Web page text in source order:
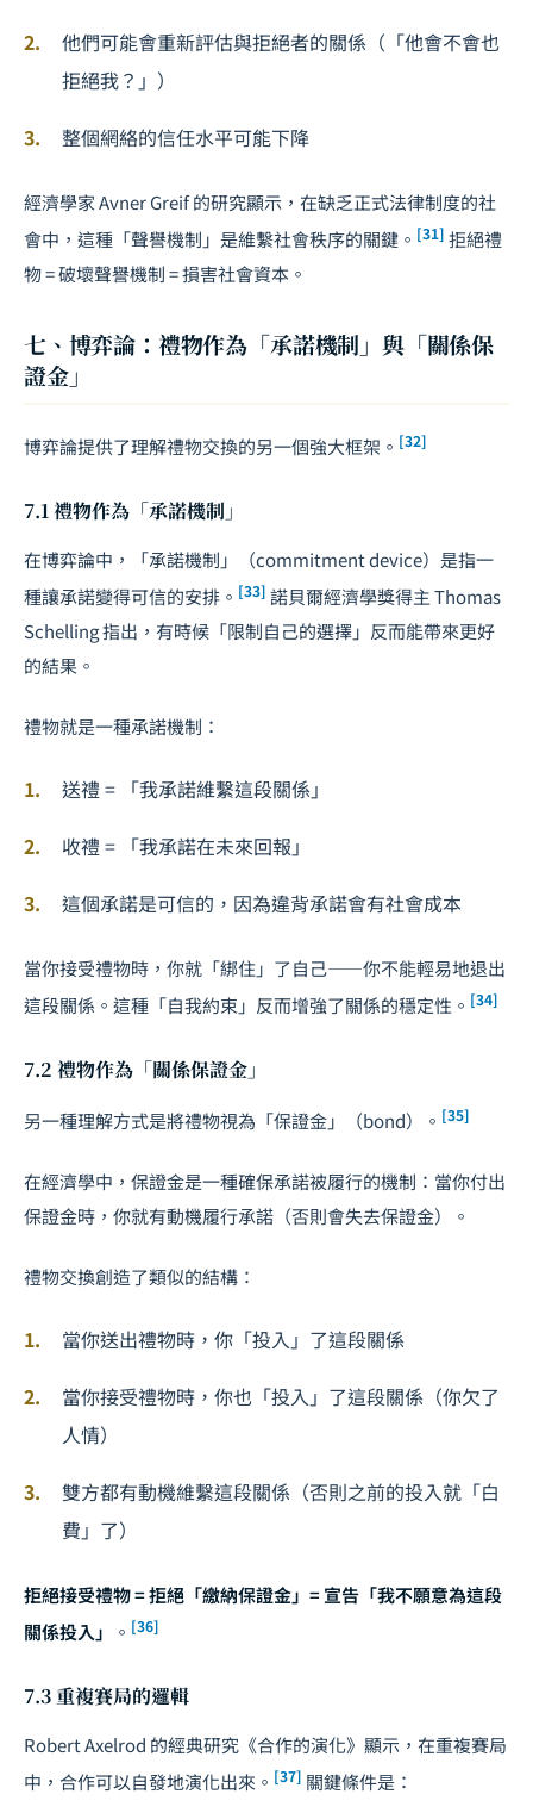
他們可能會重新評估與拒絕者的關係（「他會不會也
拒絕我？」）
整個網絡的信任水平可能下降
經濟學家 Avner Greif 的研究顯示，在缺乏正式法律制度的社
會中，這種「聲譽機制」是維繫社會秩序的關鍵。 [31] 拒絕禮
物 = 破壞聲譽機制 = 損害社會資本。
七、博弈論：禮物作為「承諾機制」與「關係保
證金」
博弈論提供了理解禮物交換的另一個強大框架。 [32]
7.1 禮物作為「承諾機制」
在博弈論中，「承諾機制」（commitment device）是指一
種讓承諾變得可信的安排。 [33] 諾貝爾經濟學獎得主 Thomas
Schelling 指出，有時候「限制自己的選擇」反而能帶來更好
的結果。
禮物就是一種承諾機制：
送禮 = 「我承諾維繫這段關係」
收禮 = 「我承諾在未來回報」
這個承諾是可信的，因為違背承諾會有社會成本
當你接受禮物時，你就「綁住」了自己——你不能輕易地退出
這段關係。這種「自我約束」反而增強了關係的穩定性。 [34]
7.2 禮物作為「關係保證金」
另一種理解方式是將禮物視為「保證金」（bond）。 [35]
在經濟學中，保證金是一種確保承諾被履行的機制：當你付出
保證金時，你就有動機履行承諾（否則會失去保證金）。
禮物交換創造了類似的結構：
當你送出禮物時，你「投入」了這段關係
當你接受禮物時，你也「投入」了這段關係（你欠了
人情）
雙方都有動機維繫這段關係（否則之前的投入就「白
費」了）
拒絕接受禮物 = 拒絕「繳納保證金」= 宣告「我不願意為這段
關係投入」
。 [36]
7.3 重複賽局的邏輯
Robert Axelrod 的經典研究《合作的演化》顯示，在重複賽局
中，合作可以自發地演化出來。 [37] 關鍵條件是：